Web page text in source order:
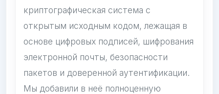
криптографическая система с
открытым исходным кодом, лежащая в
основе цифровых подписей, шифрования
электронной почты, безопасности
пакетов и доверенной аутентификации.
Мы добавили в неё полноценную